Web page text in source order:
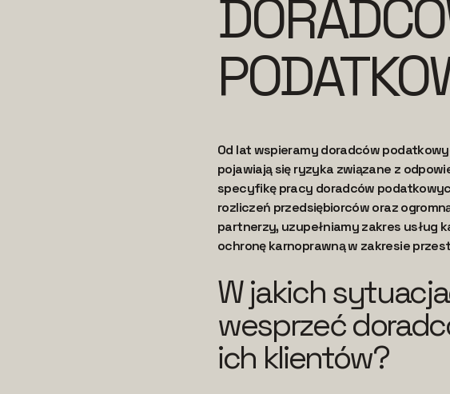
Od lat wspieramy doradców
pojawiają się ryzyka związane z
specyfikę pracy doradców
rozliczeń przedsiębiorców oraz
partnerzy, uzupełniamy zakres usług
ochronę karnoprawną w zakresie
W jakich
wesprzeć
ich klientów?